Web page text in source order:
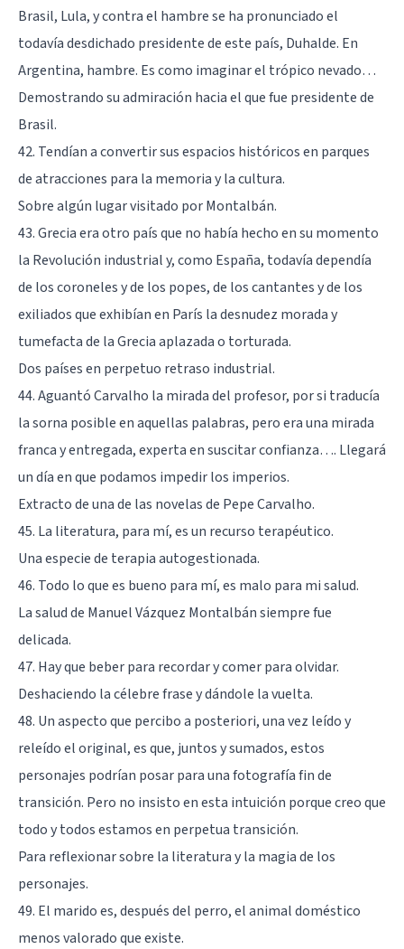
Brasil, Lula, y contra el hambre se ha pronunciado el
todavía desdichado presidente de este país, Duhalde. En
Argentina, hambre. Es como imaginar el trópico nevado…
Demostrando su admiración hacia el que fue presidente de
Brasil.
42. Tendían a convertir sus espacios históricos en parques
de atracciones para la memoria y la cultura.
Sobre algún lugar visitado por Montalbán.
43. Grecia era otro país que no había hecho en su momento
la Revolución industrial y, como España, todavía dependía
de los coroneles y de los popes, de los cantantes y de los
exiliados que exhibían en París la desnudez morada y
tumefacta de la Grecia aplazada o torturada.
Dos países en perpetuo retraso industrial.
44. Aguantó Carvalho la mirada del profesor, por si traducía
la sorna posible en aquellas palabras, pero era una mirada
franca y entregada, experta en suscitar confianza…. Llegará
un día en que podamos impedir los imperios.
Extracto de una de las novelas de Pepe Carvalho.
45. La literatura, para mí, es un recurso terapéutico.
Una especie de terapia autogestionada.
46. Todo lo que es bueno para mí, es malo para mi salud.
La salud de Manuel Vázquez Montalbán siempre fue
delicada.
47. Hay que beber para recordar y comer para olvidar.
Deshaciendo la célebre frase y dándole la vuelta.
48. Un aspecto que percibo a posteriori, una vez leído y
releído el original, es que, juntos y sumados, estos
personajes podrían posar para una fotografía fin de
transición. Pero no insisto en esta intuición porque creo que
todo y todos estamos en perpetua transición.
Para reflexionar sobre la literatura y la magia de los
personajes.
49. El marido es, después del perro, el animal doméstico
menos valorado que existe.